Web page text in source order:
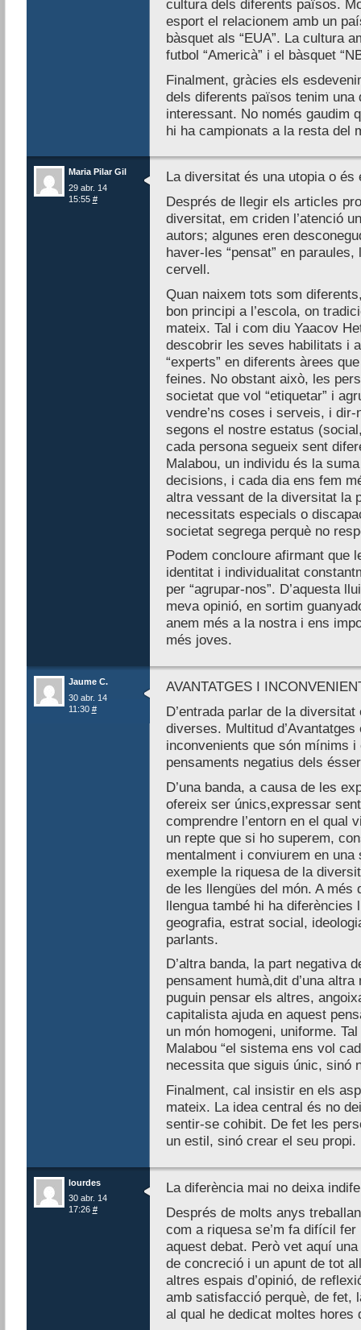
cultura dels diferents països.
esport el relacionem amb un
bàsquet als “EUA”. La cultura
futbol “Americà” i el bàsquet
Finalment, gràcies els
dels diferents països tenim
interessant. No només gaudim
hi ha campionats a la resta del
Maria Pilar Gil
29 abr. 14
15:55 #
La diversitat és una utopia o és
Després de llegir els articles
diversitat, em criden l’atenció
autors; algunes eren
haver-les “pensat” en
cervell.
Quan naixem tots som
bon principi a l’escola, on
mateix. Tal i com diu Yaacov
descobrir les seves habilitats i
“experts” en diferents àrees
feines. No obstant això, les
societat que vol “etiquetar” i
vendre’ns coses i serveis, i
segons el nostre estatus
cada persona segueix sent
Malabou, un individu és la
decisions, i cada dia ens fem
altra vessant de la diversitat la
necessitats especials o
societat segrega perquè no
Podem concloure afirmant que
identitat i individualitat
per “agrupar-nos”. D’aquesta
meva opinió, en sortim
anem més a la nostra i ens
més joves.
Jaume C.
30 abr. 14
11:30 #
AVANTATGES I
D’entrada parlar de la
diverses. Multitud
inconvenients que són mínims
pensaments negatius dels
D’una banda, a causa de les
ofereix ser únics,expressar
comprendre l’entorn en el qual
un repte que si ho superem,
mentalment i conviurem en
exemple la riquesa de la
de les llengües del món. A
llengua també hi ha diferències
geografia, estrat social,
parlants.
D’altra banda, la part negativa
pensament humà,dit d’una
puguin pensar els altres,
capitalista ajuda en aquest
un món homogeni, uniforme.
Malabou “el sistema ens vol
necessita que siguis únic, sinó
Finalment, cal insistir en els
mateix. La idea central és no
sentir-se cohibit. De fet les
un estil, sinó crear el seu propi.
lourdes
30 abr. 14
17:26 #
La diferència mai no deixa
Després de molts anys
com a riquesa se’m fa difícil
aquest debat. Però vet aquí
de concreció i un apunt de tot
altres espais d’opinió, de
amb satisfacció perquè, de fet,
al qual he dedicat moltes hores